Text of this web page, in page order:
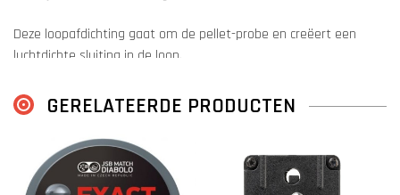
Deze loopafdichting gaat om de pellet-probe en creëert een
luchtdichte sluiting in de loop.
dus handig!
vaak) in de smeren met een klein beetje siliconen vet of siliconen
olie.
GERELATEERDE PRODUCTEN